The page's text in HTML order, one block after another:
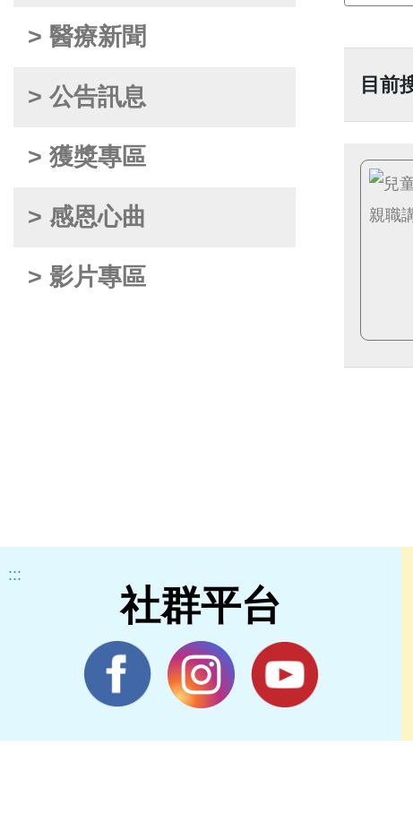
> 醫療新聞
> 公告訊息
> 獲獎專區
> 感恩心曲
> 影片專區
目前
:::
社群平台